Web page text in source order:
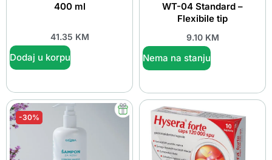
400 ml
41.35 KM
Dodaj u korpu
WT-04 Standard –
Flexibile tip
9.10 KM
Nema na stanju
-30%